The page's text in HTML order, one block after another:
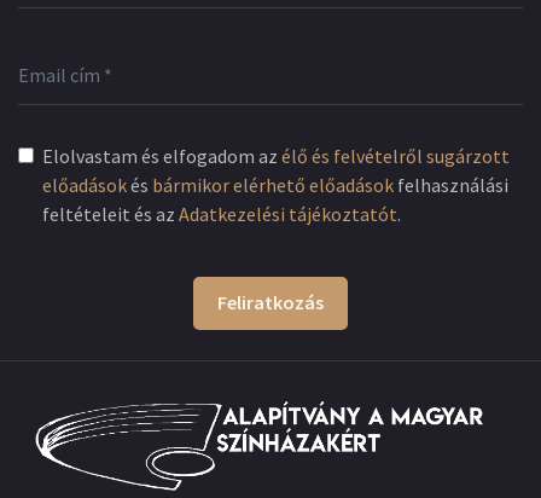
Elolvastam és elfogadom az élő és felvételről sugárzott
előadásokés bármikor elérhető előadások felhasználási
feltételeit és az Adatkezelési tájékoztatót.
Feliratkozás